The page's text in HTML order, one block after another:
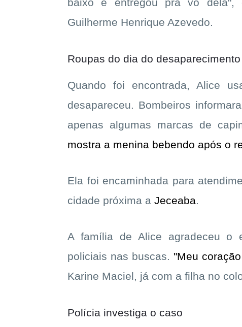
baixo e entregou pra vó dela",
Guilherme Henrique Azevedo.
Roupas do dia do desaparecimento
Quando foi encontrada, Alice
desapareceu. Bombeiros
apenas algumas marcas de
mostra a menina bebendo após o
Ela foi encaminhada para
cidade próxima a Jeceaba.
A família de Alice agradeceu o
policiais nas buscas. "Meu
Karine Maciel, já com a filha no
Polícia investiga o caso